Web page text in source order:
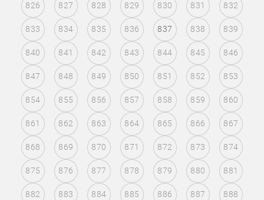
826 827 828 829 830 831 832
833 834 835 836 837 838 839
840 841 842 843 844 845 846
847 848 849 850 851 852 853
854 855 856 857 858 859 860
861 862 863 864 865 866 867
868 869 870 871 872 873 874
875 876 877 878 879 880 881
882 883 884 885 886 887 888